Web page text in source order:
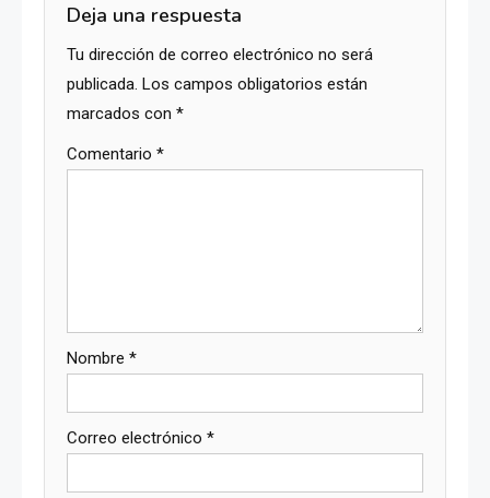
Deja una respuesta
Tu dirección de correo electrónico no será
publicada. Los campos obligatorios están
marcados con *
Comentario *
Nombre *
Correo electrónico *